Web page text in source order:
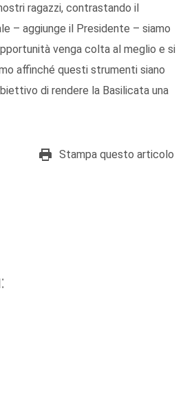
ragazzi, contrastando il
– aggiunge il Presidente – siamo
venga colta al meglio e si
affinché questi strumenti siano
di rendere la Basilicata una
Stampa questo articolo